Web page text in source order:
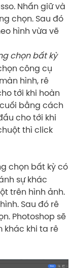
Nhấn giữ và
chọn. Sau đó
hình vừa vẽ
chọn bất kỳ
công cụ
hình, rê
tới khi hoàn
bằng cách
cho tới khi
thì click
chọn bất kỳ có
sự khác
trên hình ảnh.
Sau đó rê
Photoshop sẽ
khác khi ta rê